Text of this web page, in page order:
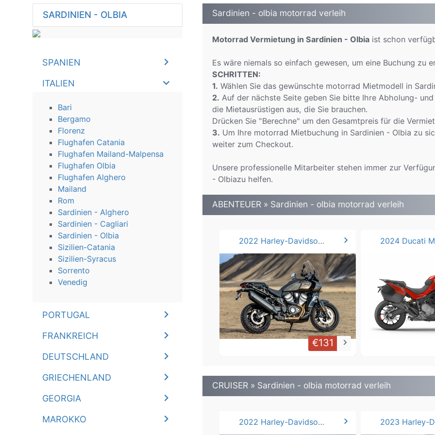
SARDINIEN - OLBIA
SPANIEN
ITALIEN
Bari
Bergamo
Florenz
Flughafen Catania
Flughafen Mailand-Malpensa
Flughafen Olbia
Flughafen Аlghero
Mailand
Rom
Sardinien - Alghero
Sardinien - Cagliari
Sardinien - Olbia
Sizilien-Catania
Sizilien-Syracus
Sorrento
Venedig
PORTUGAL
FRANKREICH
DEUTSCHLAND
GRIECHENLAND
GEORGIA
MAROKKO
Sardinien - olbia motorrad verleih
Motorrad Vermietung in Sardinien - Olbiaist schon
Es wäre niemals so einfach gewesen, um eine Buchung zu
SCHRITTEN:
1. Wählen Sie das gewünschte motorrad Mietmodell in
2. Auf der nächste Seite geben Sie bitte Ihre Abholung-
die Mietausrüstigen aus, die Sie brauchen.
Drücken Sie "Berechne" um den Gesamtpreis für die
3. Um Ihre motorrad Mietbuchung in Sardinien - Olbia zu
weiter zum Checkout.
Unsere professionelle Mitarbeiter stehen immer zur
- Olbiazu helfen.
ABENTEUER » Sardinien - olbia motorrad verleih
2022 Harley-Davidson Pan America 1250* chevron_right
€131 keyboard_arrow_right
CRUISER » Sardinien - olbia motorrad verleih
2022 Harley-Davidson Softail Heritage Classic chevron_right